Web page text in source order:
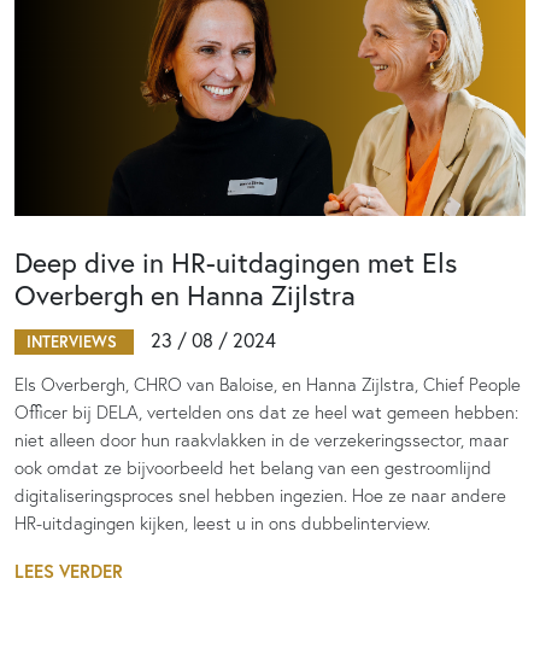
Deep dive in HR-uitdagingen met Els
Overbergh en Hanna Zijlstra
INTERVIEWS 23 / 08 / 2024
Els Overbergh, CHRO van Baloise, en Hanna Zijlstra, Chief People
Officer bij DELA, vertelden ons dat ze heel wat gemeen hebben:
niet alleen door hun raakvlakken in de verzekeringssector, maar
ook omdat ze bijvoorbeeld het belang van een gestroomlijnd
digitaliseringsproces snel hebben ingezien. Hoe ze naar andere
HR-uitdagingen kijken, leest u in ons dubbelinterview.
LEES VERDER